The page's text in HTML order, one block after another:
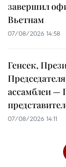
завершил
Вьетнам
07/08/2026 14:58
Генсек,
ассамблеи —
07/08/2026 14:11